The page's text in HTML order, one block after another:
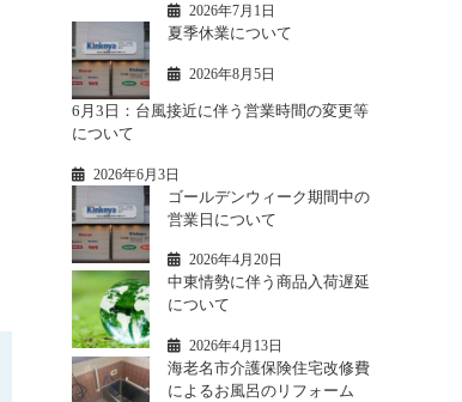
2026年7月1日
夏季休業について
2026年8月5日
6月3日：台風接近に伴う営業時間の変更等
について
2026年6月3日
ゴールデンウィーク期間中の
営業日について
2026年4月20日
中東情勢に伴う商品入荷遅延
について
2026年4月13日
海老名市介護保険住宅改修費
によるお風呂のリフォーム